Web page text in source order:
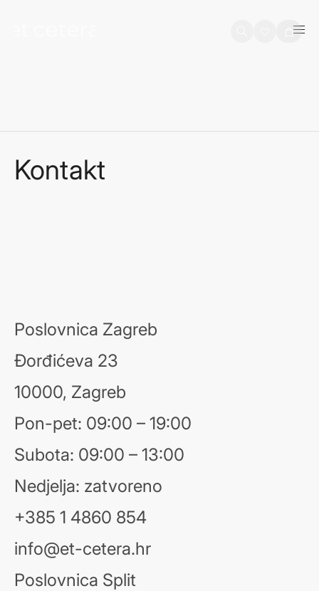
Košarica
Kontakt
Poslovnica Zagreb
Đorđićeva 23
10000, Zagreb
Pon-pet: 09:00 – 19:00
Subota: 09:00 – 13:00
Nedjelja: zatvoreno
+385 1 4860 854
info@et-cetera.hr
Poslovnica Split